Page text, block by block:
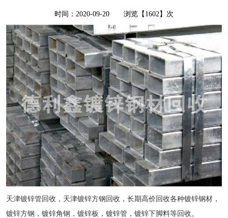
时间：2020-09-20 浏览【1602】次
天津镀锌管回收 ，天津镀锌方钢回收，长期高价回收各种镀锌钢材，
镀锌方钢，镀锌角钢，镀锌板，镀锌管，镀锌下脚料等回收。